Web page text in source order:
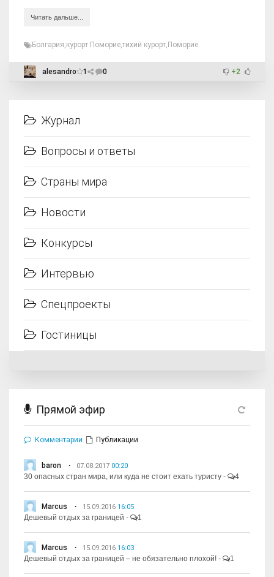
Читать дальше...
Болгария курорт Поморие тихий курорт Поморие
alesandro 1 0 +2
Журнал
Вопросы и ответы
Страны мира
Новости
Конкурсы
Интервью
Спецпроекты
Гостиницы
Прямой эфир
Комментарии Публикации
baron 07.08.2017 00:20
30 опасных стран мира, или куда не стоит ехать туристу - 4
Marcus 15.09.2016 16:05
Дешевый отдых за границей - 1
Marcus 15.09.2016 16:03
Дешевый отдых за границей – не обязательно плохой! - 1